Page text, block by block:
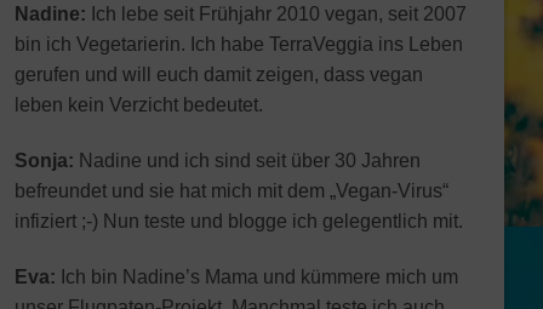
Nadine: Ich lebe seit Frühjahr 2010 vegan, seit 2007
bin ich Vegetarierin. Ich habe TerraVeggia ins Leben
gerufen und will euch damit zeigen, dass vegan
leben kein Verzicht bedeutet.
Sonja: Nadine und ich sind seit über 30 Jahren
befreundet und sie hat mich mit dem „Vegan-Virus“
infiziert ;-) Nun teste und blogge ich gelegentlich mit.
Eva: Ich bin Nadine’s Mama und kümmere mich um